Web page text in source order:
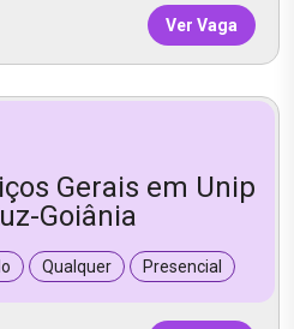
Ver Vaga
Gerais em Unip
Goiânia
Qualquer Presencial